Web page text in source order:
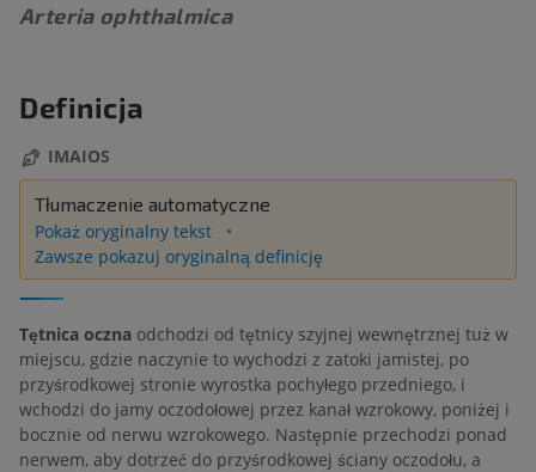
Arteria ophthalmica
Definicja
IMAIOS
Tłumaczenie automatyczne
Pokaż oryginalny tekst
Zawsze pokazuj oryginalną definicję
Tętnica oczna odchodzi od tętnicy szyjnej wewnętrznej tuż w
miejscu, gdzie naczynie to wychodzi z zatoki jamistej, po
przyśrodkowej stronie wyrostka pochyłego przedniego, i
wchodzi do jamy oczodołowej przez kanał wzrokowy, poniżej i
bocznie od nerwu wzrokowego. Następnie przechodzi ponad
nerwem, aby dotrzeć do przyśrodkowej ściany oczodołu, a